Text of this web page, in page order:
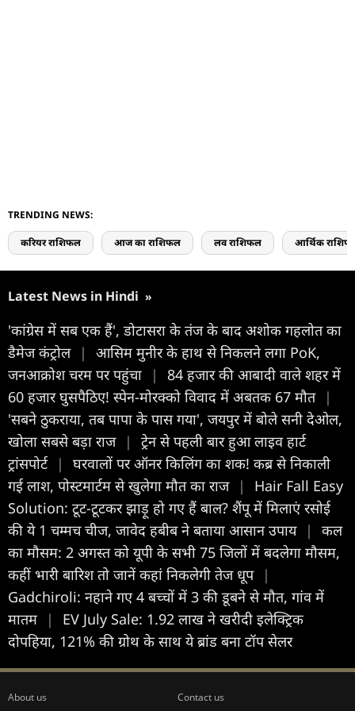
TRENDING NEWS:
करियर राशिफल आज का राशिफल लव राशिफल आर्थिक
Latest News in Hindi »
'कांग्रेस में सब एक हैं', डोटासरा के तंज के बाद अशोक गहलोत का
डैमेज कंट्रोल |
आसिम मुनीर के हाथ से निकलने लगा PoK,
जनआक्रोश चरम पर पहुंचा
|
84 हजार की आबादी वाले शहर में
60 हजार घुसपैठिए! स्पेन-मोरक्को विवाद में अबतक 67 मौत |
'सबने ठुकराया, तब पापा के पास गया', जयपुर में बोले सनी देओल,
खोला सबसे बड़ा राज |
ट्रेन से पहली बार हुआ लाइव हार्ट
ट्रांसपोर्ट |
घरवालों पर ऑनर किलिंग का शक! कब्र से निकाली
गई लाश, पोस्टमार्टम से खुलेगा मौत का राज |
Hair Fall Easy
Solution: टूट-टूटकर झाड़ू हो गए हैं बाल? शैंपू में मिलाएं रसोई
की ये 1 चम्मच चीज, जावेद हबीब ने बताया आसान उपाय |
कल
का मौसम: 2 अगस्त को यूपी के सभी 75 जिलों में बदलेगा मौसम,
कहीं भारी बारिश तो जानें कहां निकलेगी तेज धूप |
Gadchiroli: नहाने गए 4 बच्चों में 3 की डूबने से मौत, गांव में
मातम
|
EV July Sale: 1.92 लाख ने खरीदी इलेक्ट्रिक
दोपहिया, 121% की ग्रोथ के साथ ये ब्रांड बना टॉप सेलर
About us Contact us